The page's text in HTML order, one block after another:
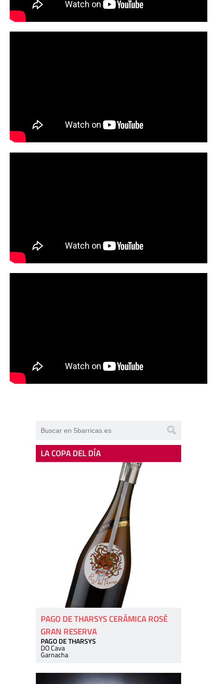
LA COPA DEL DÍA
PAGO DE THARSYS CERÁMICA ROSÉ
GRAN RESERVA
PAGO DE THARSYS
DO Cava
Garnacha